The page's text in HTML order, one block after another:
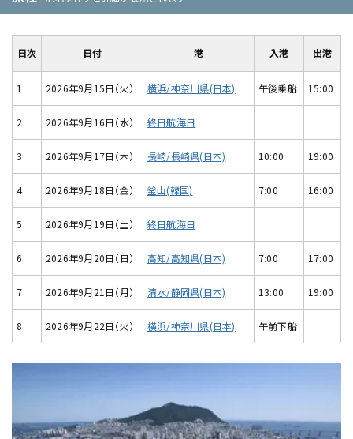
日次 日付 港 入港 出港
1 2026年9月15日（火） 横浜/神奈川県(日本) 午後乗船 15:00
2 2026年9月16日（水） 終日航海日
3 2026年9月17日（木） 長崎/長崎県(日本) 10:00 19:00
4 2026年9月18日（金） 釜山(韓国) 7:00 16:00
5 2026年9月19日（土） 終日航海日
6 2026年9月20日（日） 高知/高知県(日本) 7:00 17:00
7 2026年9月21日（月） 清水/静岡県(日本) 13:00 19:00
8 2026年9月22日（火） 横浜/神奈川県(日本) 午前下船